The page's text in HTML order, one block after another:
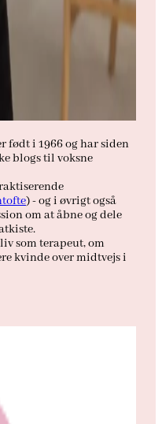
født i 1966 og har siden
blogs til voksne
) - og i øvrigt også
om at åbne og dele
som terapeut, om
kvinde over midtvejs i